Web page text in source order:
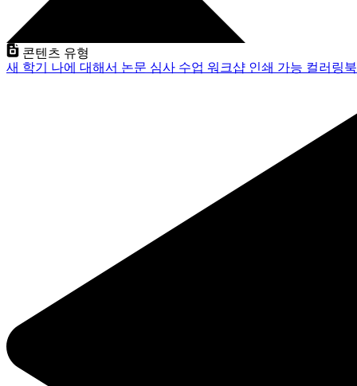
콘텐츠 유형
새 학기 나에 대해서 논문 심사 수업 워크샵 인쇄 가능 컬러링북